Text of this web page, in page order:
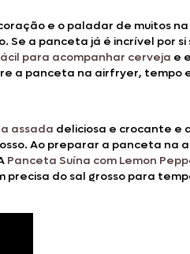
e o paladar de muitos
a panceta já é incrível por
para acompanhar cerveja e
a panceta na airfryer, tempo
assada deliciosa e crocante e
Ao preparar a panceta na
Panceta Suína com Lemon
precisa do sal grosso para